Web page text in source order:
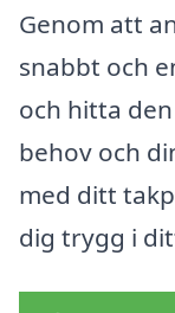
Genom att
snabbt och
och hitta
behov och
med ditt
dig trygg i